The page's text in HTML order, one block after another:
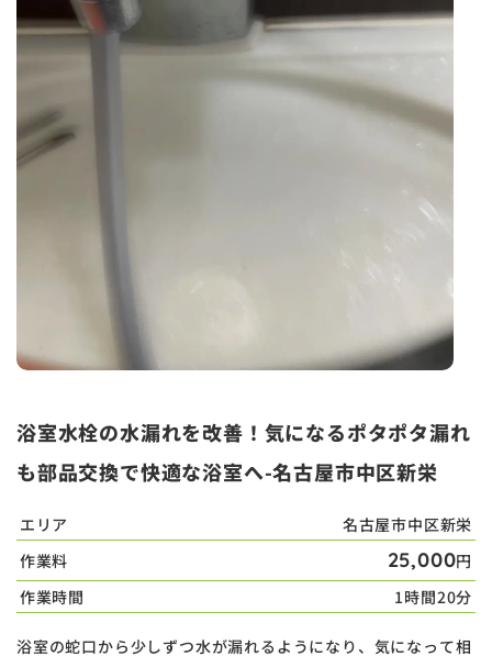
浴室水栓の水漏れを改善！気になるポタポタ漏れ
も部品交換で快適な浴室へ-名古屋市中区新栄
エリア
名古屋市中区新栄
作業料
25,000円
作業時間
1時間20分
浴室の蛇口から少しずつ水が漏れるようになり、気になって相